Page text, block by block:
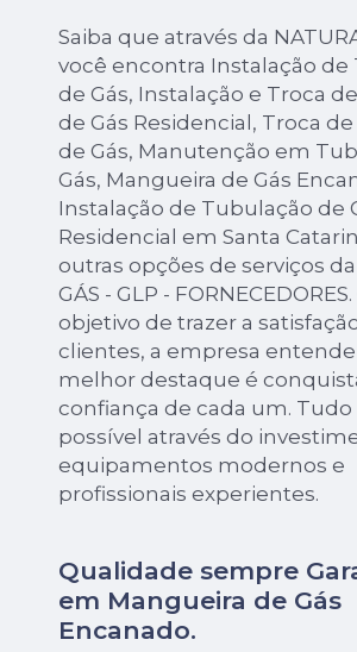
Saiba que através da
você encontra Instalação de
de Gás, Instalação e Troca
de Gás Residencial, Troca
de Gás, Manutenção em
Gás, Mangueira de Gás
Instalação de Tubulação de
Residencial em Santa
outras opções de serviços
GÁS - GLP -
objetivo de trazer a
clientes, a empresa
melhor destaque é
confiança de cada um. Tudo
possível através do
equipamentos modernos e
profissionais experientes.
Qualidade sempre
em Mangueira de Gás
Encanado.